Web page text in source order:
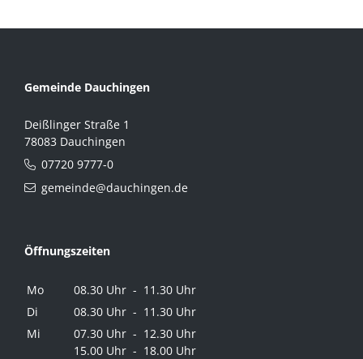
Gemeinde Dauchingen
Deißlinger Straße 1
78083 Dauchingen
07720 9777-0
gemeinde@dauchingen.de
Öffnungszeiten
Mo
08.30 Uhr - 11.30 Uhr
Di
08.30 Uhr - 11.30 Uhr
Mi
07.30 Uhr - 12.30 Uhr
15.00 Uhr - 18.00 Uhr